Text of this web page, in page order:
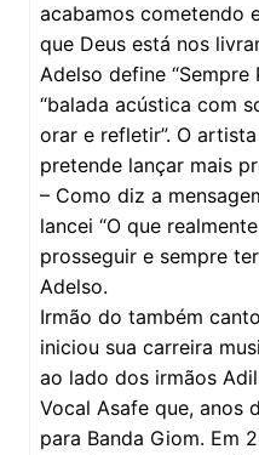
acabamos cometendo
que Deus está nos
Adelso define “Sempre
“balada acústica com
orar e refletir”. O
pretende lançar mais
– Como diz a
lancei “O que
prosseguir e sempre
Adelso.
Irmão do também
iniciou sua carreira
ao lado dos irmãos
Vocal Asafe que, anos
para Banda Giom. Em